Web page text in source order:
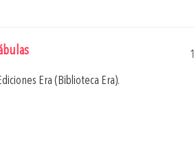
Era (Biblioteca Era).